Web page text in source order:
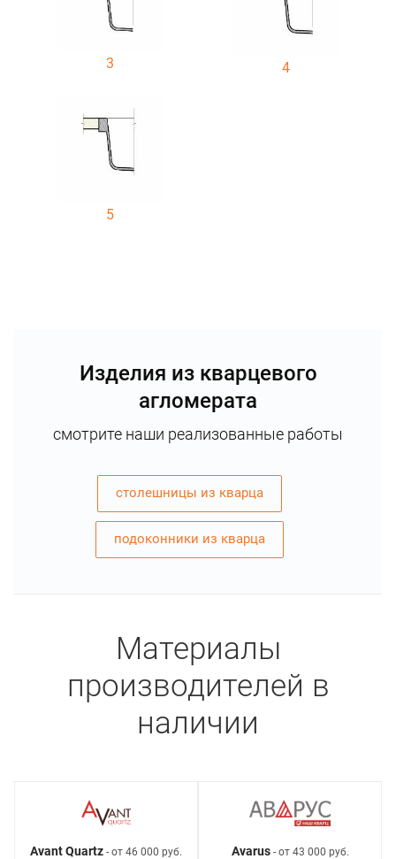
3 4
5
Изделия из кварцевого
агломерата
смотрите наши реализованные работы
столешницы из кварца
подоконники из кварца
Материалы
производителей в
наличии
Avant Quartz - от 46 000 руб. Avarus- от 43 000 руб.